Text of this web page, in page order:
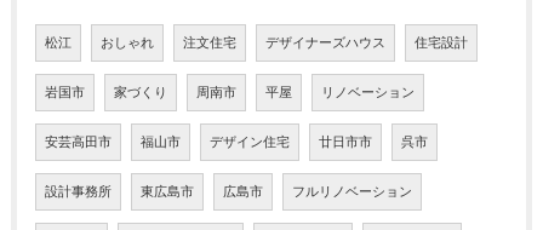
松江 おしゃれ 注文住宅 デザイナーズハウス 住宅設計
岩国市 家づくり 周南市 平屋 リノベーション
安芸高田市 福山市 デザイン住宅 廿日市市 呉市
設計事務所 東広島市 広島市 フルリノベーション